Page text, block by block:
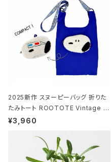
2025新作 スヌーピーバッグ 折りた
たみトート ROOTOTE Vintage P
EANUTS ROO-shopper mid 84
ド.ピーナッツ-0P 3Dグラス
¥3,960